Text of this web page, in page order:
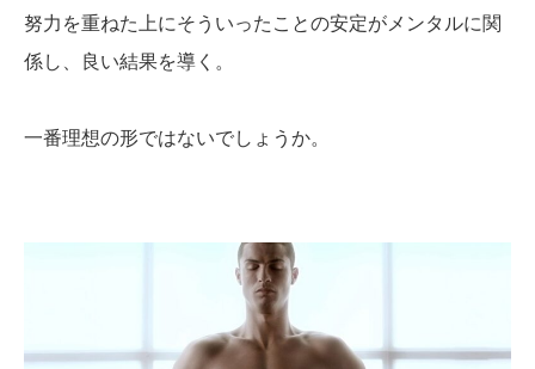
努力を重ねた上にそういったことの安定がメンタルに関
係し、良い結果を導く。
一番理想の形ではないでしょうか。